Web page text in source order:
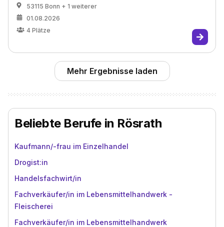
53115 Bonn + 1 weiterer
01.08.2026
4 Plätze
Mehr Ergebnisse laden
Beliebte Berufe in Rösrath
Kaufmann/-frau im Einzelhandel
Drogist:in
Handelsfachwirt/in
Fachverkäufer/in im Lebensmittelhandwerk -
Fleischerei
Fachverkäufer/in im Lebensmittelhandwerk